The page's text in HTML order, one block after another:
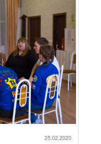
25.02.2020